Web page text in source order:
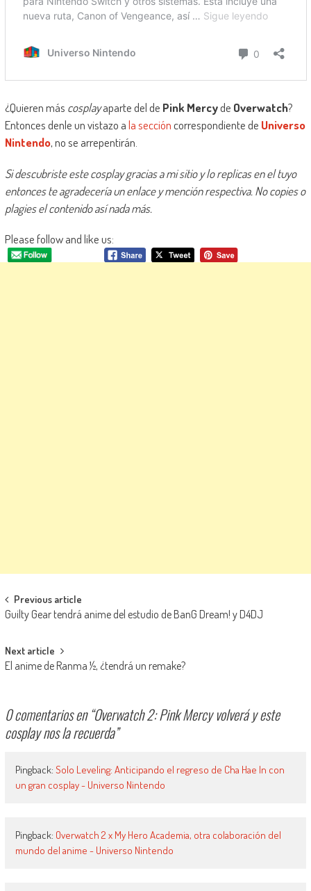
¿Quieren más cosplayaparte del de Pink Mercyde Overwatch?
Entonces denle un vistazo ala seccióncorrespondiente de Universo
Nintendo, no se arrepentirán.
Si descubriste este cosplay gracias a mi sitio y lo replicas en el tuyo
entonces te agradecería un enlace y mención respectiva. No copies o
plagies el contenido así nada más.
Please follow and like us:
Navegación de entradas
Previous article
Guilty Gear tendrá anime del estudio de BanG Dream! y D4DJ
Next article
El anime de Ranma ½, ¿tendrá un remake?
0 comentarios en “Overwatch 2: Pink Mercy volverá y este
cosplay nos la recuerda”
Pingback: Solo Leveling: Anticipando el regreso de Cha Hae In con
un gran cosplay - Universo Nintendo
Pingback: Overwatch 2 x My Hero Academia, otra colaboración del
mundo del anime - Universo Nintendo